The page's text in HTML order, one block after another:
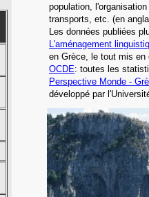
population,
transports, etc. (en
Les données publiées
L'aménagement
en Grèce, le tout mis en
OCDE: toutes les
Perspective Monde -
développé par